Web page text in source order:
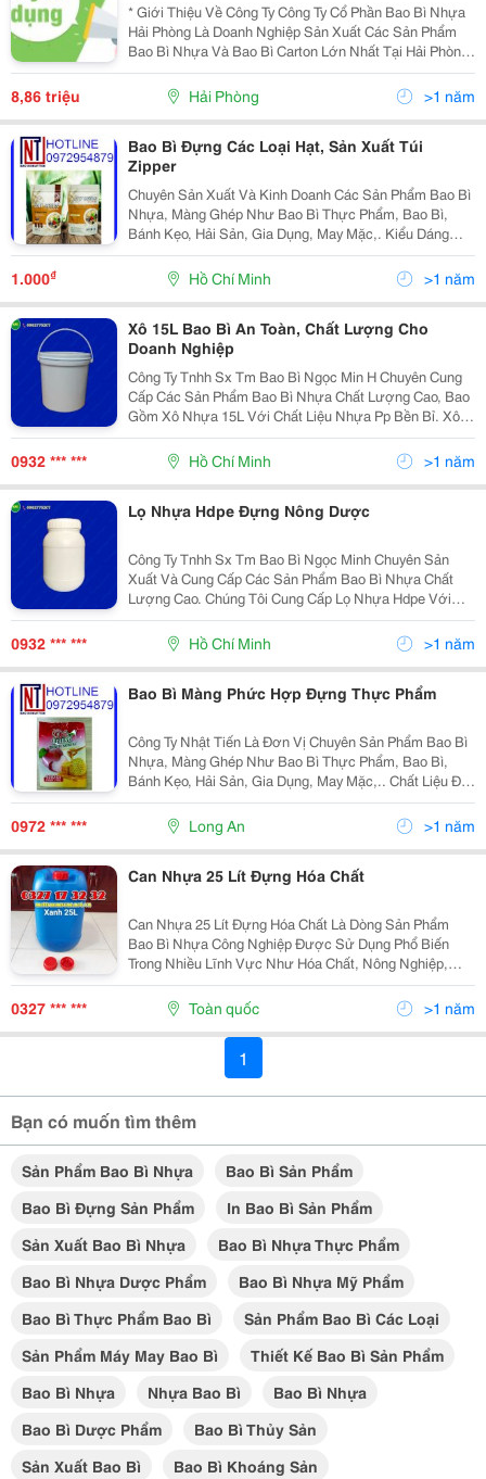
* Giới Thiệu Về Công Ty Công Ty Cổ Phần Bao Bì Nhựa
Hải Phòng Là Doanh Nghiệp Sản Xuất Các Sản Phẩm
Bao Bì Nhựa Và Bao Bì Carton Lớn Nhất Tại Hải Phòng,
Với Mô Hình Tổ Chức Mới, Chủ Động Đáp Ứng Nhu Cầu
Thị Trường, Hiện Nay Nhà Máy Tại Khu Công...
8,86 triệu Hải Phòng >1 năm
Bao Bì Đựng Các Loại Hạt, Sản Xuất Túi
Zipper
Chuyên Sản Xuất Và Kinh Doanh Các Sản Phẩm Bao Bì
Nhựa, Màng Ghép Như Bao Bì Thực Phẩm, Bao Bì,
Bánh Kẹo, Hải Sản, Gia Dụng, May Mặc,. Kiểu Dáng
Phong Phú: Ép 3 Biên, Dán Lưng Giữa, Xếp Hông Dán
Lưng Giữa, Xếp Hông Dán Lệch, Ép 4 Cạnh, Zipper
1.000₫ Hồ Chí Minh >1 năm
Xô 15L Bao Bì An Toàn, Chất Lượng Cho
Doanh Nghiệp
Công Ty Tnhh Sx Tm Bao Bì Ngọc Min H Chuyên Cung
Cấp Các Sản Phẩm Bao Bì Nhựa Chất Lượng Cao, Bao
Gồm Xô Nhựa 15L Với Chất Liệu Nhựa Pp Bền Bỉ. Xô
15L Của Chúng Tôi Được Sản Xuất Theo Yêu Cầu, Có
Độ Dày Tùy Chỉnh, Đảm Bảo An Toàn Cho Các Loại
0932 *** *** Hồ Chí Minh >1 năm
Lọ Nhựa Hdpe Đựng Nông Dược
Công Ty Tnhh Sx Tm Bao Bì Ngọc Minh Chuyên Sản
Xuất Và Cung Cấp Các Sản Phẩm Bao Bì Nhựa Chất
Lượng Cao. Chúng Tôi Cung Cấp Lọ Nhựa Hdpe Với
Dung Tích Đa Dạng (50Cc, 120Cc, 225Cc, 250Cc,
400G, 500G) Dành Cho Ngành Nông Dược. Lọ Nhựa
Hdpe Của Chúng...
0932 *** *** Hồ Chí Minh >1 năm
Bao Bì Màng Phức Hợp Đựng Thực Phẩm
Công Ty Nhật Tiến Là Đơn Vị Chuyên Sản Phẩm Bao Bì
Nhựa, Màng Ghép Như Bao Bì Thực Phẩm, Bao Bì,
Bánh Kẹo, Hải Sản, Gia Dụng, May Mặc,.. Chất Liệu Đa
Dạng, Kiểu Dáng Phòng Phú Tất Cả Đều Có Thể Sản
Xuất Theo Yêu Cầu Với Quy Mô Nhà Máy Sản Xuất...
0972 *** *** Long An >1 năm
Can Nhựa 25 Lít Đựng Hóa Chất
Can Nhựa 25 Lít Đựng Hóa Chất Là Dòng Sản Phẩm
Bao Bì Nhựa Công Nghiệp Được Sử Dụng Phổ Biến
Trong Nhiều Lĩnh Vực Như Hóa Chất, Nông Nghiệp,
Thực Phẩm, Tẩy Rửa Công Nghiệp...vì Được Sử Dụng
Trong Lưu Chứa Hóa Chất Nên Thường Có Thành Dày,
Chịu Lực...
0327 *** *** Toàn quốc >1 năm
1
Bạn có muốn tìm thêm
Sản Phẩm Bao Bì Nhựa
Bao Bì Sản Phẩm
Bao Bì Đựng Sản Phẩm
In Bao Bì Sản Phẩm
Sản Xuất Bao Bì Nhựa
Bao Bì Nhựa Thực Phẩm
Bao Bì Nhựa Dược Phẩm
Bao Bì Nhựa Mỹ Phẩm
Bao Bì Thực Phẩm Bao Bì
Sản Phẩm Bao Bì Các Loại
Sản Phẩm Máy May Bao Bì
Thiết Kế Bao Bì Sản Phẩm
Bao Bì Nhựa
Nhựa Bao Bì
Bao Bì Nhựa
Bao Bì Dược Phẩm
Bao Bì Thủy Sản
Sản Xuất Bao Bì
Bao Bì Khoáng Sản